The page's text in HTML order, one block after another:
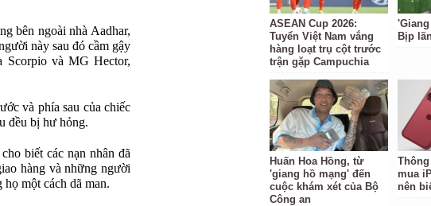
bên ngoài nhà Aadhar,
này sau đó cầm gậy
Scorpio và MG Hector,
và phía sau của chiếc
đều bị hư hỏng.
biết các nạn nhân đã
hàng và những người
một cách dã man.
ASEAN Cup 2026:
Tuyển Việt Nam vắng
hàng loạt trụ cột trước
trận gặp Campuchia
Bịp
Huấn Hoa Hồng, từ
'giang hồ mạng' đến
cuộc khám xét của Bộ
Công an
mua
nên